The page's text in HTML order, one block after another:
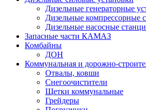
Дизельные генераторные
Дизельные компрессорные
Дизельные насосные
Запасные части КАМАЗ
Комбайны
ДОН
Коммунальная и дорожно-
Отвалы, ковши
Снегоочистители
Щетки коммунальные
Грейдеры